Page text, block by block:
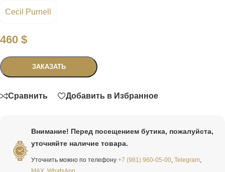
Cecil Purnell
460 $
ЗАКАЗАТЬ
Сравнить Добавить в Избранное
Внимание! Перед посещением бутика, пожалуйста,
уточняйте наличие товара.
Уточнить можно по телефону +7 (981) 960-05-00 Telegram